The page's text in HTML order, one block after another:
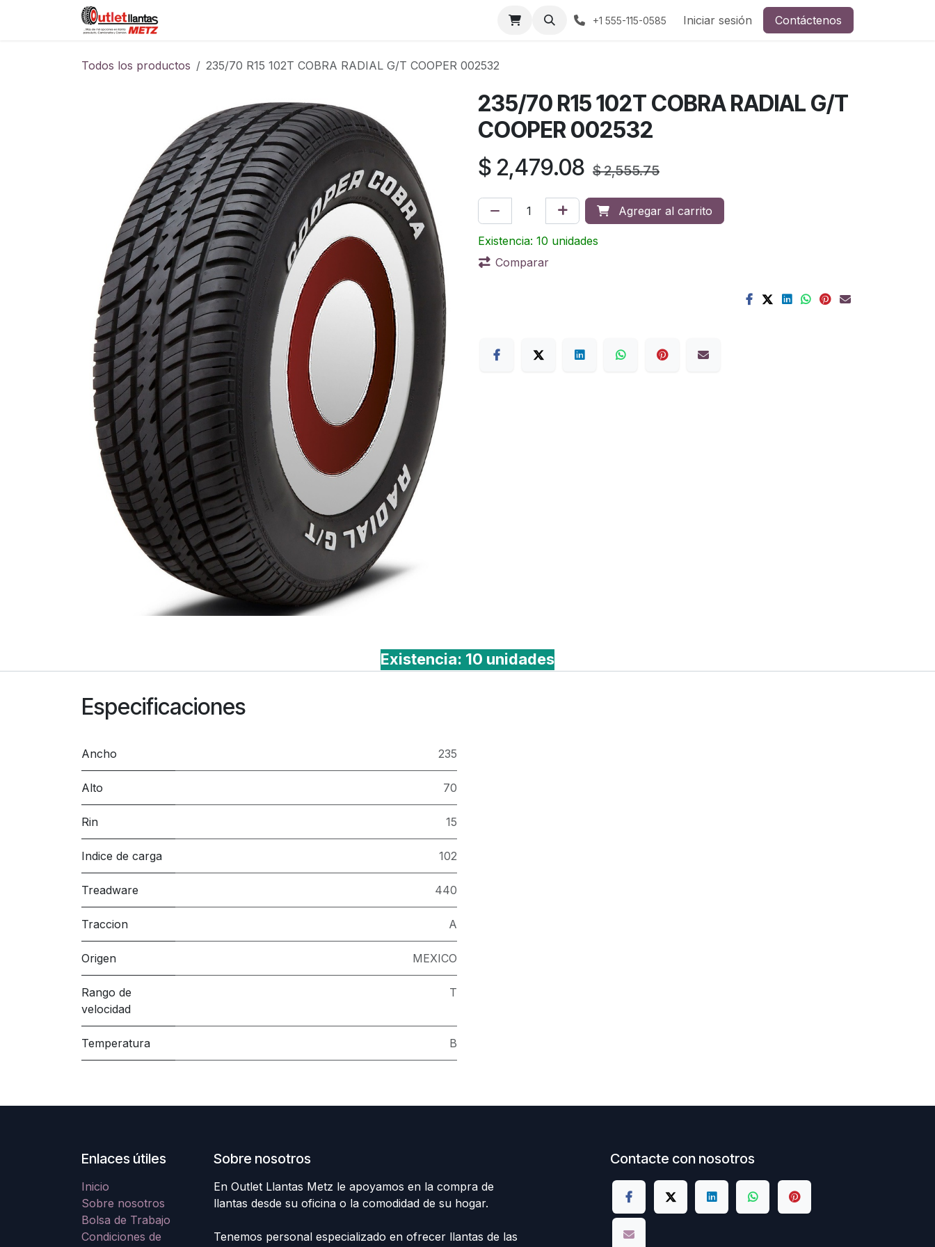
Condiciones de compra Prensa y redes sociales
+1 555-115-0585 Iniciar sesión Contáctenos
Todos los productos 235/70 R15 102T COBRA RADIAL G/T COOPER 002532
235/70 R15 102T COBRA RADIAL G/T
COOPER 002532
$ 2,479.08 $2,555.75
Agregar al carrito
Existencia: 10 unidades
Comparar
Existencia: 10 unidades
Especificaciones
Ancho 235
Alto 70
Rin 15
Indice de carga 102
Treadware 440
Traccion A
Origen MEXICO
Rango de
velocidad
T
Temperatura B
Enlaces útiles
Inicio
Sobre nosotros
Bolsa de Trabajo
Condiciones de
Sobre nosotros
En Outlet Llantas Metz le apoyamos en la compra de
llantas desde su oficina o la comodidad de su hogar.
Tenemos personal especializado en ofrecer llantas de las
Contacte con nosotros